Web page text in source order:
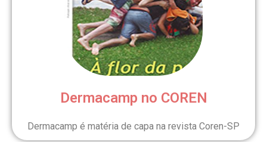
Dermacamp no COREN
Dermacamp é matéria de capa na revista Coren-SP